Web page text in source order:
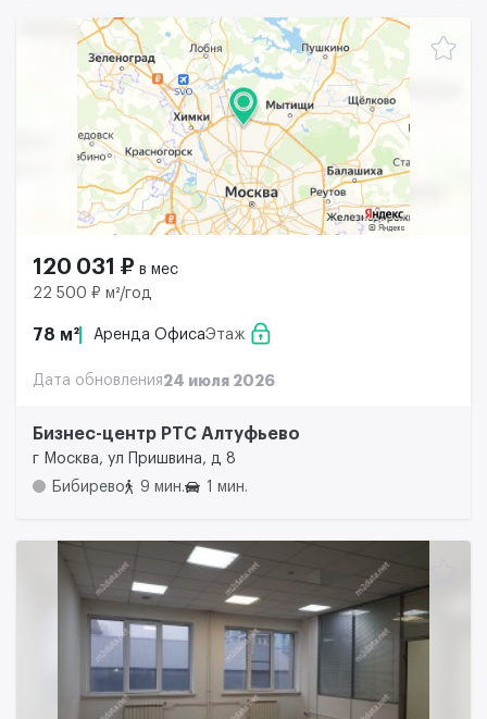
120 031 ₽ в мес
22 500 ₽ м²/год
78 м² Аренда ОфисаЭтаж
Дата обновления24 июля 2026
Бизнес-центр РТС Алтуфьево
г Москва, ул Пришвина, д 8
Бибирево
9 мин. 1 мин.